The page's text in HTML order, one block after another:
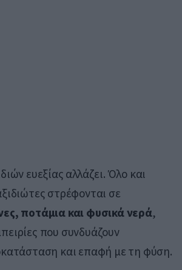
ευεξίας αλλάζει. Όλο και
στρέφονται σε
ποτάμια και φυσικά νερά,
που συνδυάζουν
και επαφή με τη φύση.